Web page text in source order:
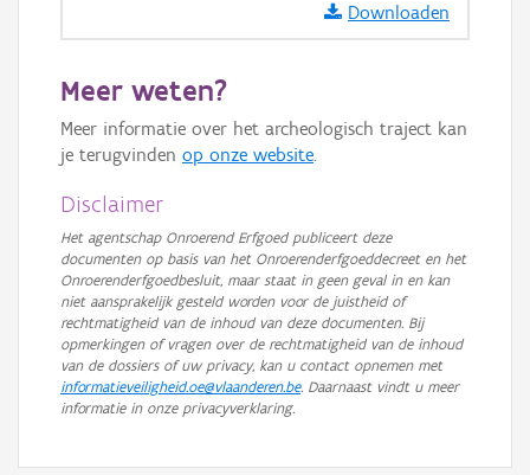
Downloaden
Meer weten?
Meer informatie over het archeologisch traject kan
je terugvinden op onze website.
Disclaimer
Het agentschap Onroerend Erfgoed publiceert deze
documenten op basis van het Onroerenderfgoeddecreet en het
Onroerenderfgoedbesluit, maar staat in geen geval in en kan
niet aansprakelijk gesteld worden voor de juistheid of
rechtmatigheid van de inhoud van deze documenten. Bij
opmerkingen of vragen over de rechtmatigheid van de inhoud
van de dossiers of uw privacy, kan u contact opnemen met
informatieveiligheid.oe@vlaanderen.be. Daarnaast vindt u meer
informatie in onze privacyverklaring.